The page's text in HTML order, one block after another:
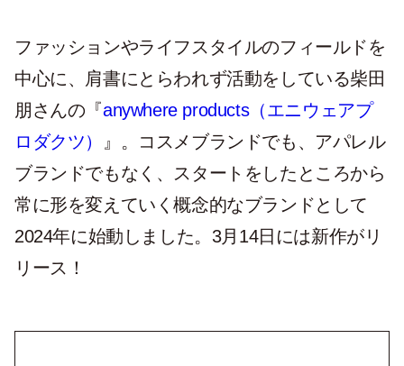
ファッションやライフスタイルのフィールドを
中心に、肩書にとらわれず活動をしている柴田
朋さんの『anywhere products（エニウェアプ
ロダクツ）
』。コスメブランドでも、アパレル
ブランドでもなく、スタートをしたところから
常に形を変えていく概念的なブランドとして
2024年に始動しました。3月14日には新作がリ
リース！